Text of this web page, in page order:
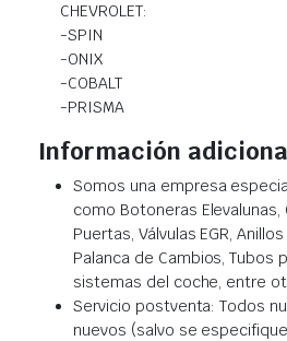
CHEVROLET:
-SPIN
-ONIX
-COBALT
-PRISMA
Información
Somos una empresa
como Botoneras Elevalunas,
Puertas, Válvulas EGR,
Palanca de Cambios, Tubos
sistemas del coche, entre
Servicio postventa: Todos
nuevos (salvo se